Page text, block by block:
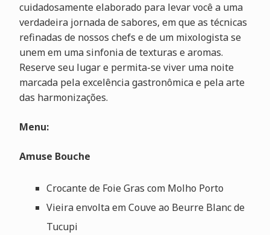
cuidadosamente elaborado para levar você a uma
verdadeira jornada de sabores, em que as técnicas
refinadas de nossos chefs e de um mixologista se
unem em uma sinfonia de texturas e aromas.
Reserve seu lugar e permita-se viver uma noite
marcada pela excelência gastronômica e pela arte
das harmonizações.
Menu:
Amuse Bouche
Crocante de Foie Gras com Molho Porto
Vieira envolta em Couve ao Beurre Blanc de
Tucupi